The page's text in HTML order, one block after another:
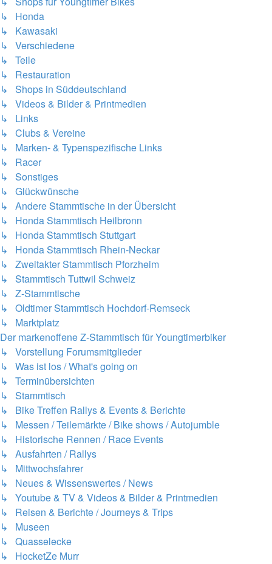
↳ Honda
↳ Kawasaki
↳ Verschiedene
↳ Teile
↳ Restauration
↳ Shops in Süddeutschland
↳ Videos & Bilder & Printmedien
↳ Links
↳ Clubs & Vereine
↳ Marken- & Typenspezifische Links
↳ Racer
↳ Sonstiges
↳ Glückwünsche
↳ Andere Stammtische in der Übersicht
↳ Honda Stammtisch Heilbronn
↳ Honda Stammtisch Stuttgart
↳ Honda Stammtisch Rhein-Neckar
↳ Zweitakter Stammtisch Pforzheim
↳ Stammtisch Tuttwil Schweiz
↳ Z-Stammtische
↳ Oldtimer Stammtisch Hochdorf-Remseck
↳ Marktplatz
Der markenoffene Z-Stammtisch für Youngtimerbiker
↳ Vorstellung Forumsmitglieder
↳ Was ist los / What's going on
↳ Terminübersichten
↳ Stammtisch
↳ Bike Treffen Rallys & Events & Berichte
↳ Messen / Teilemärkte / Bike shows / Autojumble
↳ Historische Rennen / Race Events
↳ Ausfahrten / Rallys
↳ Mittwochsfahrer
↳ Neues & Wissenswertes / News
↳ Youtube & TV & Videos & Bilder & Printmedien
↳ Reisen & Berichte / Journeys & Trips
↳ Museen
↳ Quasselecke
↳ HocketZe Murr